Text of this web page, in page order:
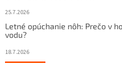
25.7.2026
Letné opúchanie nôh: Prečo v
vodu?
18.7.2026